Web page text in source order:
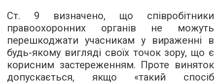
Ст. 9 визначено, що співробітники
правоохоронних органів не можуть
перешкоджати учасникам у вираженні в
будь-якому вигляді своїх точок зору, що є
корисним застереженням. Проте виняток
допускається, якщо «такий спосіб